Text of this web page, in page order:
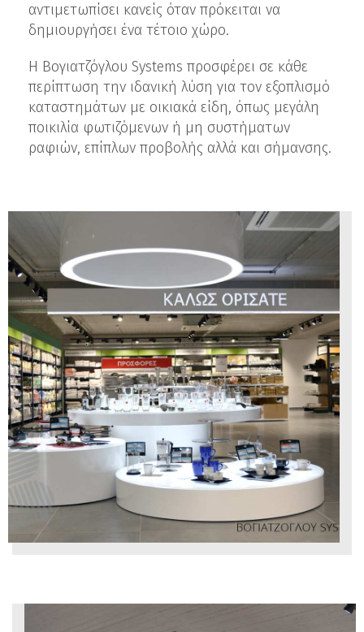
αντιμετωπίσει κανείς όταν πρόκειται να
δημιουργήσει ένα τέτοιο χώρο.
Η Βογιατζόγλου Systems προσφέρει σε κάθε
περίπτωση την ιδανική λύση για τον εξοπλισμό
καταστημάτων με οικιακά είδη, όπως μεγάλη
ποικιλία φωτιζόμενων ή μη συστήματων
ραφιών, επίπλων προβολής αλλά και σήμανσης.